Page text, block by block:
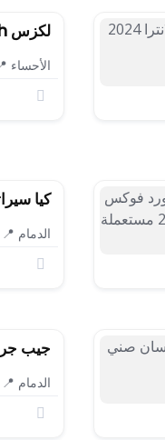
لكزس ES300h هايبرد 2023
الأحساء
كيا سيراتو
الدمام 📍
جيب
الدمام 📍